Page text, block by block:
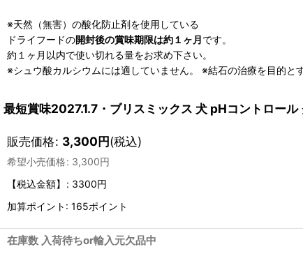
※天然（無害）の酸化防止剤を使用している
ドライフードの開封後の賞味期限は約１ヶ月です。
約１ヶ月以内で使い切れる量をお求め下さい。
※シュウ酸カルシウムには適していません。 ※結石の治療を目的と
最短賞味2027.1.7・ブリスミックス 犬 pHコントロー
販売価格: 3,300円(税込)
希望小売価格: 3,300円
【税込金額】
: 3300円
加算ポイント: 165ポイント
在庫数 入荷待ちor輸入元欠品中